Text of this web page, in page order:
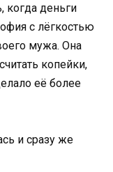
когда деньги
с лёгкостью
мужа. Она
копейки,
её более
и сразу же